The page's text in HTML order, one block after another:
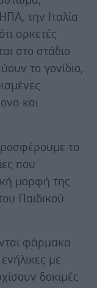
την Ιταλία
αρκετές
στο στάδιο
το γονίδιο,
και
το
που
μορφή της
Παιδικού
φάρμακα
με
δοκιμές